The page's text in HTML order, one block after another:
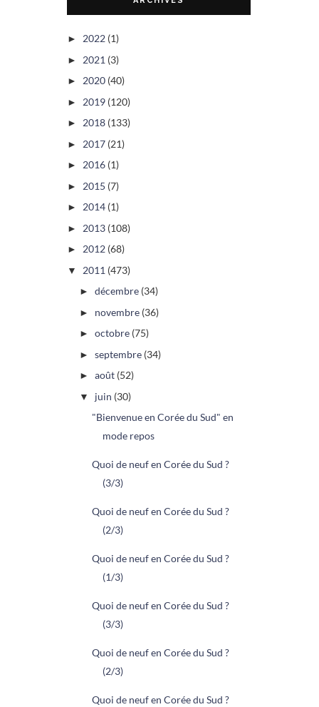
► 2022 (1)
► 2021 (3)
► 2020 (40)
► 2019 (120)
► 2018 (133)
► 2017 (21)
► 2016 (1)
► 2015 (7)
► 2014 (1)
► 2013 (108)
► 2012 (68)
▼ 2011 (473)
► décembre (34)
► novembre (36)
► octobre (75)
► septembre (34)
► août (52)
▼ juin (30)
"Bienvenue en Corée du Sud" en
mode repos
Quoi de neuf en Corée du Sud ?
(3/3)
Quoi de neuf en Corée du Sud ?
(2/3)
Quoi de neuf en Corée du Sud ?
(1/3)
Quoi de neuf en Corée du Sud ?
(3/3)
Quoi de neuf en Corée du Sud ?
(2/3)
Quoi de neuf en Corée du Sud ?